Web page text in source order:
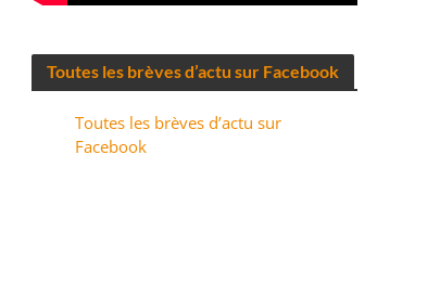
Toutes les brèves d’actu sur Facebook
Toutes les brèves d’actu sur
Facebook